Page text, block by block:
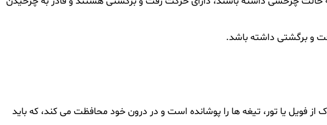
و برگشتی داشته باشد.
فویل یا تور، تیغه ها را پوشانده است و در درون خود محافظت می کند، که باید